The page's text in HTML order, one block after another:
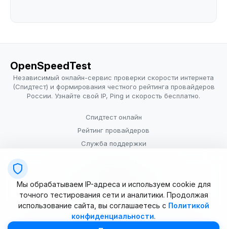
OpenSpeedTest
Независимый онлайн-сервис проверки скорости интернета
(Спидтест) и формирования честного рейтинга провайдеров
России. Узнайте свой IP, Ping и скорость бесплатно.
Спидтест онлайн
Рейтинг провайдеров
Служба поддержки
Условия использования
© 2025–2026 OpenSpeedTest (ИП Долматова В.В.). Все права
Мы обрабатываем IP-адреса и используем cookie для
точного тестирования сети и аналитики. Продолжая
использование сайта, вы соглашаетесь с Политикой
конфиденциальности.